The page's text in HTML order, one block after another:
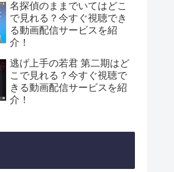
名探偵のままでいてはどこ
で見れる？今すぐ視聴でき
る動画配信サービスを紹
介！
逃げ上手の若君 第二期はど
こで見れる？今すぐ視聴で
きる動画配信サービスを紹
介！